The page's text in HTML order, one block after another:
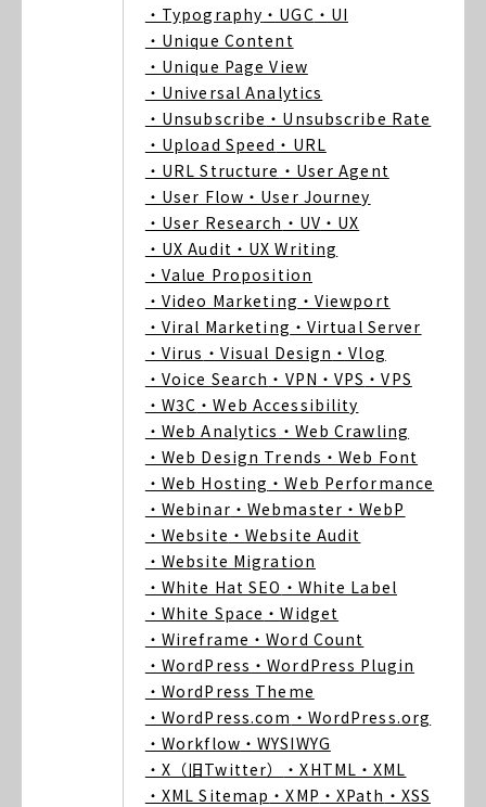
・Typography ・UGC ・UI
・Unique Content
・Unique Page View
・Universal Analytics
・Unsubscribe ・Unsubscribe Rate
・Upload Speed ・URL
・URL Structure ・User Agent
・User Flow ・User Journey
・User Research ・UV ・UX
・UX Audit ・UX Writing
・Value Proposition
・Video Marketing ・Viewport
・Viral Marketing ・Virtual Server
・Virus ・Visual Design ・Vlog
・Voice Search ・VPN ・VPS ・VPS
・W3C ・Web Accessibility
・Web Analytics ・Web Crawling
・Web Design Trends ・Web Font
・Web Hosting ・Web Performance
・Webinar ・Webmaster ・WebP
・Website ・Website Audit
・Website Migration
・White Hat SEO ・White Label
・White Space ・Widget
・Wireframe ・Word Count
・WordPress ・WordPress Plugin
・WordPress Theme
・WordPress.com ・WordPress.org
・Workflow ・WYSIWYG
・X（旧Twitter）
・XHTML ・XML
・XML Sitemap ・XMP ・XPath ・XSS